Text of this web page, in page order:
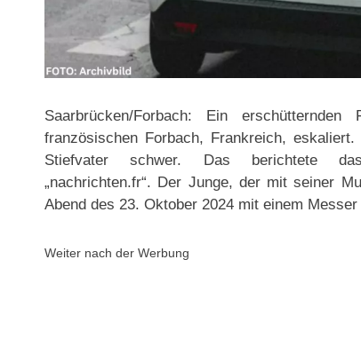
Saarbrücken/Forbach: Ein
französischen Forbach, Frankreich,
Stiefvater schwer. Das berichtete das
„nachrichten.fr“. Der Junge, der mit seiner
Abend des 23. Oktober 2024 mit einem
Weiter nach der Werbung